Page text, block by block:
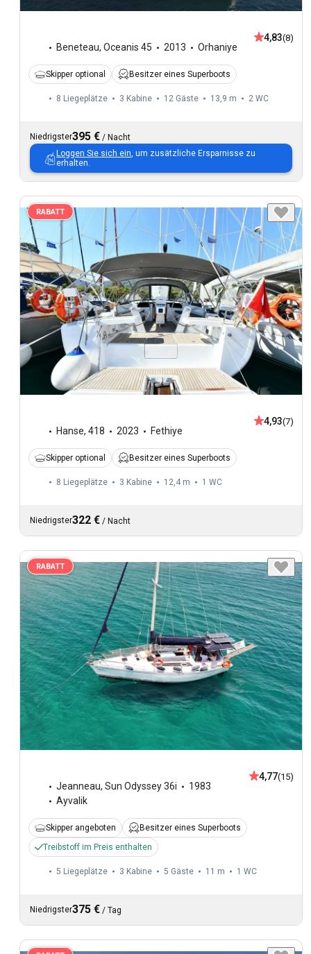
Beneteau, Oceanis 45 2013 Orhaniye
4,83(8)
Skipper optional Besitzer eines Superboots
8 Liegeplätze 3 Kabine 12 Gäste 13,9 m 2 WC
Niedrigster395 € / Nacht
Loggen Sie sich ein, um zusätzliche Ersparnisse zu
erhalten.
RABATT
Hanse, 418 2023 Fethiye
4,93(7)
Skipper optional Besitzer eines Superboots
8 Liegeplätze 3 Kabine 12,4 m 1 WC
Niedrigster322 € / Nacht
RABATT
Jeanneau, Sun Odyssey 36i
1983
Ayvalik
4,77(15)
Skipper angeboten
Besitzer eines Superboots
Treibstoff im Preis enthalten
5 Liegeplätze 3 Kabine 5 Gäste 11 m 1 WC
Niedrigster375 € / Tag